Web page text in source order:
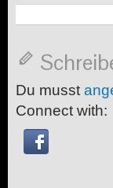
Du musst
Connect with: